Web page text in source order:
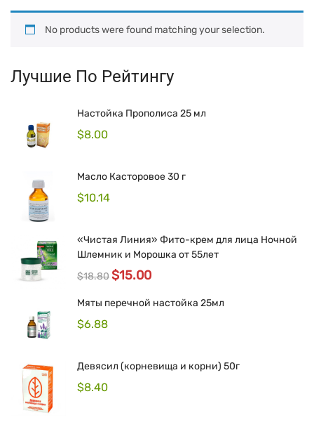
No products were found matching your selection.
Лучшие По Рейтингу
Настойка Прополиса 25 мл
$8.00
Масло Касторовое 30 г
$10.14
«Чистая Линия» Фито-крем для лица Ночной
Шлемник и Морошка от 55лет
$18.80$15.00
Мяты перечной настойка 25мл
$6.88
Девясил (корневища и корни) 50г
$8.40